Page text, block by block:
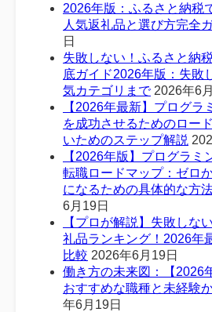
2026年版：ふるさと納税
人気返礼品と選び方完全
日
失敗しない！ふるさと納
底ガイド2026年版：失敗
気カテゴリまで 2026年6
【2026年最新】プログラ
を成功させるためのロー
いためのステップ解説
【2026年版】プログラミ
転職ロードマップ：ゼロ
になるための具体的な方
6月19日
【プロが解説】失敗しな
礼品ランキング！2026年
比較 2026年6月19日
働き方の未来図：【2026
おすすめな職種と未経験
年6月19日